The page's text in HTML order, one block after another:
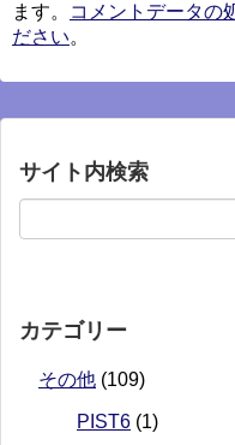
ます。
コメントデータの
ださい。
サイト内検索
カテゴリー
その他 (109)
PIST6 (1)